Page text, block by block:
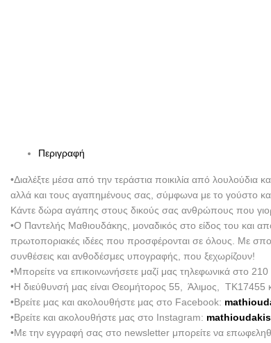
Περιγραφή
•Διαλέξτε μέσα από την τεράστια ποικιλία από λουλούδια
αλλά και τους αγαπημένους σας, σύμφωνα με το γούστο
Κάντε δώρα αγάπης στους δικούς σας ανθρώπους που
•Ο Παντελής Μαθιουδάκης, μοναδικός στο είδος του και
πρωτοποριακές ιδέες που προσφέρονται σε όλους. Με
συνθέσεις και ανθοδέσμες υπογραφής, που ξεχωρίζουν!
•Μπορείτε να επικοινωνήσετε μαζί μας τηλεφωνικά στο
•Η διεύθυνσή μας είναι Θεομήτορος 55, Άλιμος, ΤΚ17455
•Βρείτε μας και ακολουθήστε μας στο Facebook:
•Βρείτε και ακολουθήστε μας στο Instagram:
•Με την εγγραφή σας στο newsletter μπορείτε να